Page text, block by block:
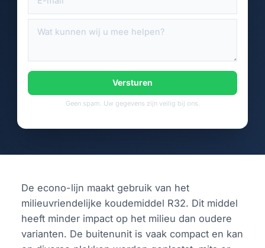
Versturen
Geen spam. Uw gegevens zijn veilig bij ons.
De econo-lijn maakt gebruik van het
milieuvriendelijke koudemiddel R32. Dit middel
heeft minder impact op het milieu dan oudere
varianten. De buitenunit is vaak compact en kan